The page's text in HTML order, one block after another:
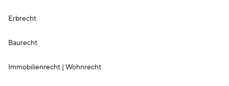
Erbrecht
Baurecht
Immobilienrecht | Wohnrecht